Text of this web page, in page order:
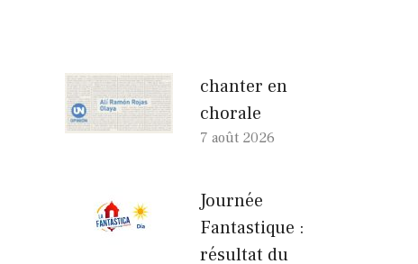
chanter en
chorale
7 août 2026
Journée
Fantastique :
résultat du